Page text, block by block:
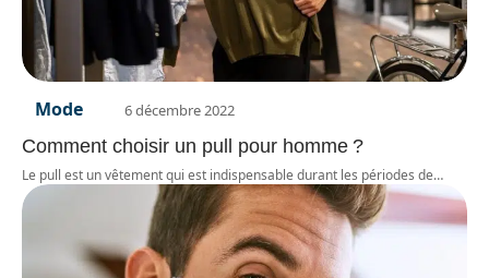
Mode 6 décembre 2022
Comment choisir un pull pour homme ?
Le pull est un vêtement qui est indispensable durant les périodes de…